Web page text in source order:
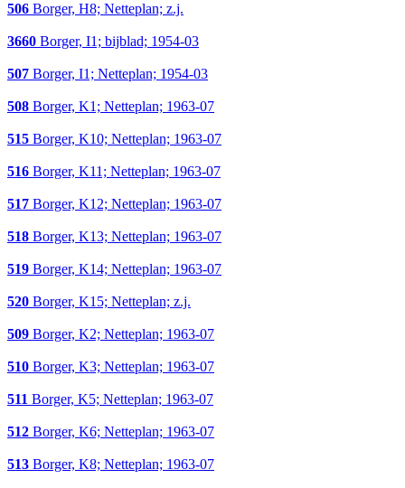
506 Borger, H8; Netteplan; z.j.
3660 Borger, I1; bijblad; 1954-03
507 Borger, I1; Netteplan; 1954-03
508 Borger, K1; Netteplan; 1963-07
515 Borger, K10; Netteplan; 1963-07
516 Borger, K11; Netteplan; 1963-07
517 Borger, K12; Netteplan; 1963-07
518 Borger, K13; Netteplan; 1963-07
519 Borger, K14; Netteplan; 1963-07
520 Borger, K15; Netteplan; z.j.
509 Borger, K2; Netteplan; 1963-07
510 Borger, K3; Netteplan; 1963-07
511 Borger, K5; Netteplan; 1963-07
512 Borger, K6; Netteplan; 1963-07
513 Borger, K8; Netteplan; 1963-07